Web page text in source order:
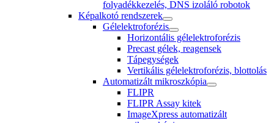
folyadékkezelés, DNS izoláló robotok
Képalkotó rendszerek
Gélelektroforézis
Horizontális gélelektroforézis
Precast gélek, reagensek
Tápegységek
Vertikális gélelektroforézis, blottolás
Automatizált mikroszkópia
FLIPR
FLIPR Assay kitek
ImageXpress automatizált